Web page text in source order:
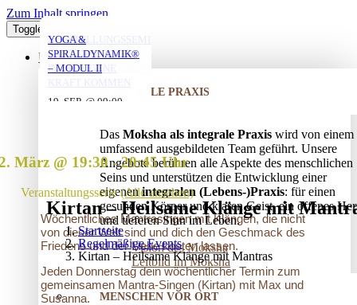
Zum Inhalt springen
Toggle Navigation
ÜBER UNS
INTEGRALE PRAXIS
Das Moksha als integrale Praxis wird von einem
umfassend ausgebildeten Team geführt. Unsere
Angebote berühren alle Aspekte des menschlichen
Seins und unterstützen die Entwicklung einer
eigenenintegralen (Lebens-)Praxis: für einen
gesunden Körper und klaren Geist, ein offenes
und tieferen Sinn im Leben.
Vision des Moksha
Leitbild im Moksha
MENSCHEN VOR ORT
Kirtan – Heilsame Klänge mit
Startseite
Regelmäßige Events
Kirtan – Heilsame Klänge mit Mantras
März @ 19:30-20:45
Veranstaltungsserie(Alle ansehen)
Wöchentliches Mantrasingen mit Klängen, die nicht
von dieser Welt sind und dich den Geschmack des
Friedens und der Liebe kosten lassen.
Jeden Donnerstag dein wöchentlicher Termin zum
gemeinsamen Mantra-Singen (Kirtan) mit Max und
Susanna.
MORGENYOGA MIT
ANNA
07. AUG. @ 08:00-
YOGA MIT DANIEL
10. AUG. @ 18:00
19:30
YOGA MIT DANIEL
10. AUG. @ 20:00
21:30
VERSTRICKUNGEN
LÖSEN – OFFENES
AUFSTELLUNGSSEMINAR
25. AUG. @ 17:00
AUFSTELLUNGSSEMINAR
– MIT DEM VATER
IN DIE EIGENE
KRAFT KOMMEN
YOGA &
SPIRALDYNAMIK®
– MODUL II
19. SEP. @ 09:00
20. SEP. @ 16:00